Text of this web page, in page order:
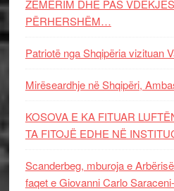
ZËMËRIM DHE PAS
PËRHERSHËM…
Patriotë nga Shqipëria vizituan
Mirëseardhje në Shqipëri,
KOSOVA E KA FITUAR
TA FITOJË EDHE NË
Scanderbeg, mburoja e
faqet e Giovanni Carlo